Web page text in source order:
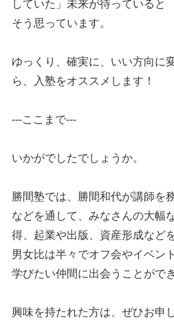
していた」未来が待っていると
そう思っています。
ゆっくり、確実に、いい方向に
ら、入塾をオススメします！
---ここまで---
いかがでしたでしょうか。
勝間塾では、勝間和代が講師を
などを通して、みなさんの大幅
得、起業や出版、資産形成など
男女比は半々でオフ会やイベン
学びたい仲間に出会うことがで
興味を持たれた方は、ぜひお申